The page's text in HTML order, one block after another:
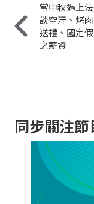
當中秋遇上
談空汙、烤
送禮、國定
之薪資
同步關注